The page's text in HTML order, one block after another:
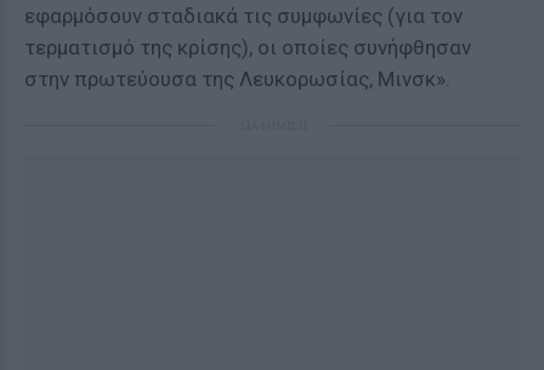
εφαρμόσουν σταδιακά τις συμφωνίες (για τον
τερματισμό της κρίσης), οι οποίες συνήφθησαν
στην πρωτεύουσα της Λευκορωσίας, Μινσκ».